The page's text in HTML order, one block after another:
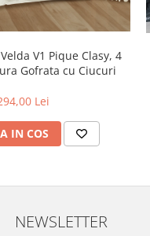
V1 Pique Clasy, 4
Gofrata cu Ciucuri
Lei
IN COS
NEWSLETTER